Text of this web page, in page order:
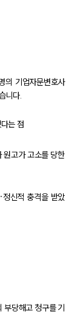
의 기업자문변호사
니다.
는 점
고가 고소를 당한
신적 충격을 받았
부당해고 청구를 기